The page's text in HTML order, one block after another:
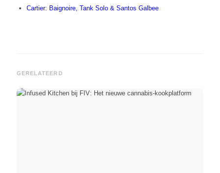
Cartier: Baignoire, Tank Solo & Santos Galbee
GERELATEERD